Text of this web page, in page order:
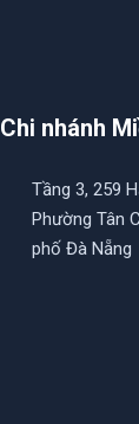
Chi nhánh
Tầng 3, 259
Phường Tân
phố Đà Nẵng